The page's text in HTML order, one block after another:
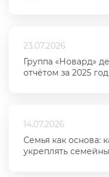
23.07.2026
Группа «Новард»
отчётом за 2025 год
14.07.2026
Семья как основа:
укреплять